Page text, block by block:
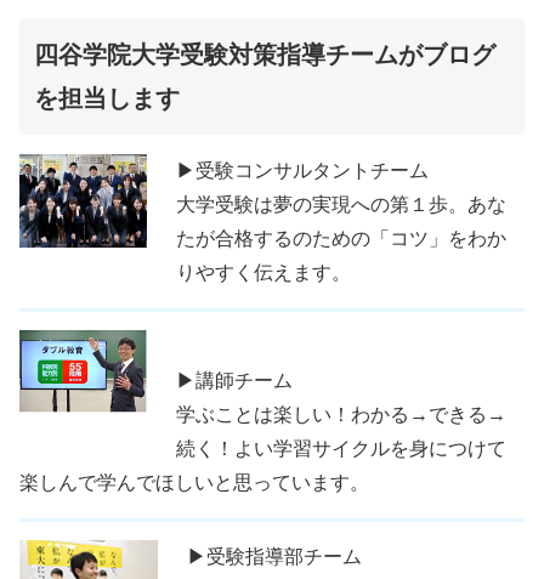
四谷学院大学受験対策指導チームがブログ
を担当します
▶受験コンサルタントチーム
大学受験は夢の実現への第１歩。あな
たが合格するのための「コツ」をわか
りやすく伝えます。
▶講師チーム
学ぶことは楽しい！わかる→できる→
続く！よい学習サイクルを身につけて
楽しんで学んでほしいと思っています。
▶受験指導部チーム